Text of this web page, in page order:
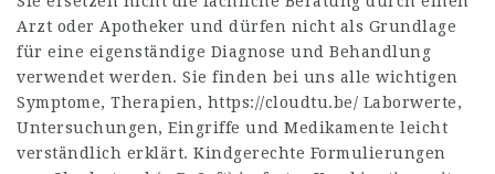
Arzt oder Apotheker und dürfen nicht als Grundlage
für eine eigenständige Diagnose und Behandlung
verwendet werden. Sie finden bei uns alle wichtigen
Symptome, Therapien, https://cloudtu.be/ Laborwerte,
Untersuchungen, Eingriffe und Medikamente leicht
verständlich erklärt. Kindgerechte Formulierungen